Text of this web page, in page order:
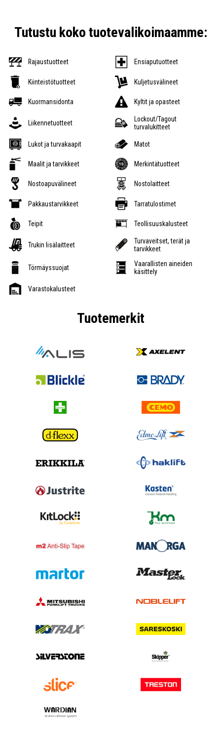
Tutustu koko tuotevalikoimaamme:
Rajaustuotteet Ensiaputuotteet
Kiinteistötuotteet Kuljetusvälineet
Kuormansidonta Kyltit ja opasteet
Liikennetuotteet
Lockout/Tagout
turvalukitteet
Lukot ja turvakaapit Matot
Maalit ja tarvikkeet Merkintätuotteet
Nostoapuvälineet Nostolaitteet
Pakkaustarvikkeet Tarratulostimet
Teipit Teollisuuskalusteet
Trukin lisälaitteet
Turvaveitset, terät ja
tarvikkeet
Törmäyssuojat
Vaarallisten aineiden
käsittely
Varastokalusteet
Tuotemerkit